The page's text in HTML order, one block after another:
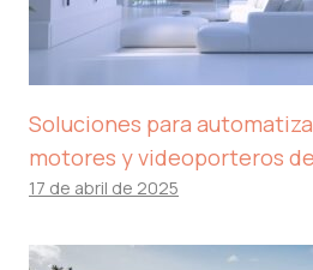
Soluciones para
motores y videoporteros
17 de abril de 2025